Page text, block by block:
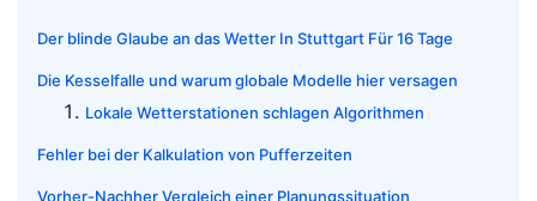
Der blinde Glaube an das Wetter In Stuttgart Für 16 Tage
Die Kesselfalle und warum globale Modelle hier versagen
Lokale Wetterstationen schlagen Algorithmen
Fehler bei der Kalkulation von Pufferzeiten
Vorher-Nachher Vergleich einer Planungssituation